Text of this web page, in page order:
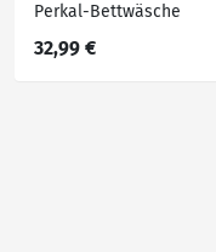
Perkal-Bettwäsche
32,99 €